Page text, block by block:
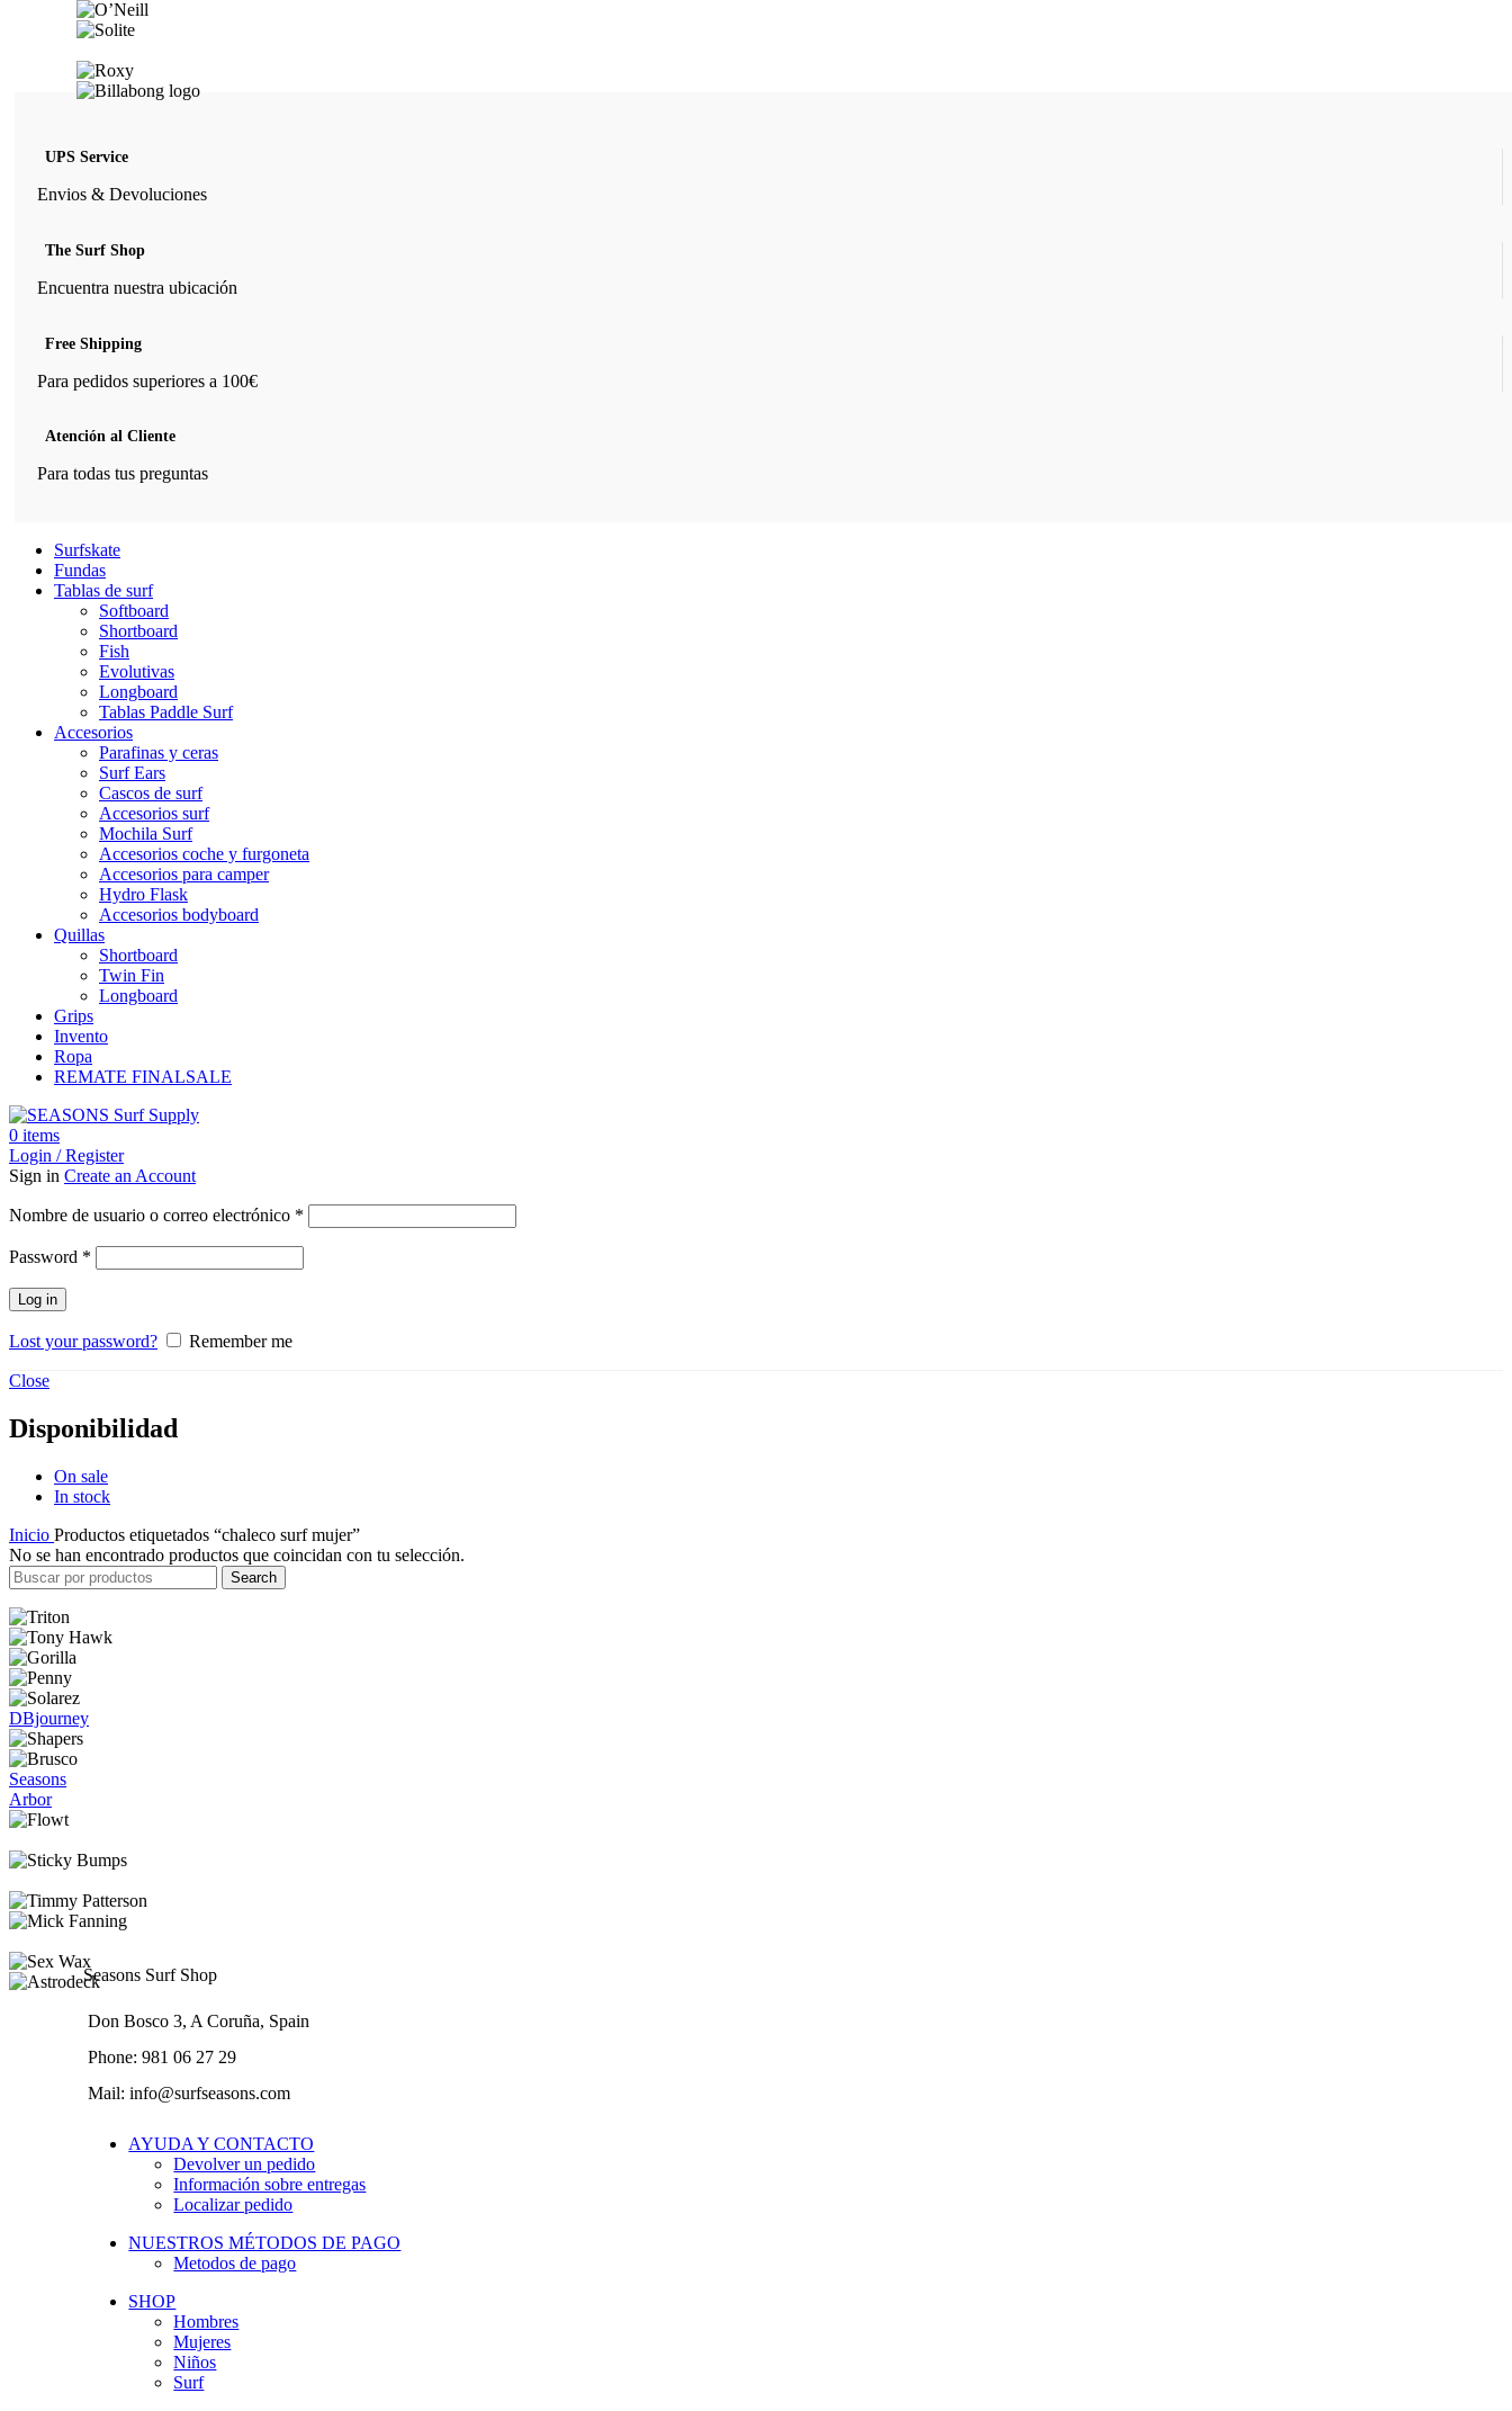
UPS Service
Envios & Devoluciones
The Surf Shop
Encuentra nuestra ubicación
Free Shipping
Para pedidos superiores a 100€
Atención al Cliente
Para todas tus preguntas
Surfskate
Fundas
Tablas de surf
Softboard
Shortboard
Fish
Evolutivas
Longboard
Tablas Paddle Surf
Accesorios
Parafinas y ceras
Surf Ears
Cascos de surf
Accesorios surf
Mochila Surf
Accesorios coche y furgoneta
Accesorios para camper
Hydro Flask
Accesorios bodyboard
Quillas
Shortboard
Twin Fin
Longboard
Grips
Invento
Ropa
REMATE FINALSALE
0 items
Login / Register
Sign in Create an Account
Nombre de usuario o correo electrónico *
Password *
Log in
Lost your password? Remember me
Close
Disponibilidad
On sale
In stock
Inicio Productos etiquetados “chaleco surf mujer”
No se han encontrado productos que coincidan con tu selección.
Search
DBjourney
Seasons
Arbor
Seasons Surf Shop
Don Bosco 3, A Coruña, Spain
Phone: 981 06 27 29
Mail: info@surfseasons.com
AYUDA Y CONTACTO
Devolver un pedido
Información sobre entregas
Localizar pedido
NUESTROS MÉTODOS DE PAGO
Metodos de pago
SHOP
Hombres
Mujeres
Niños
Surf